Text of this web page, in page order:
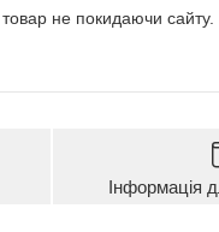
не покидаючи сайту.
Інформація